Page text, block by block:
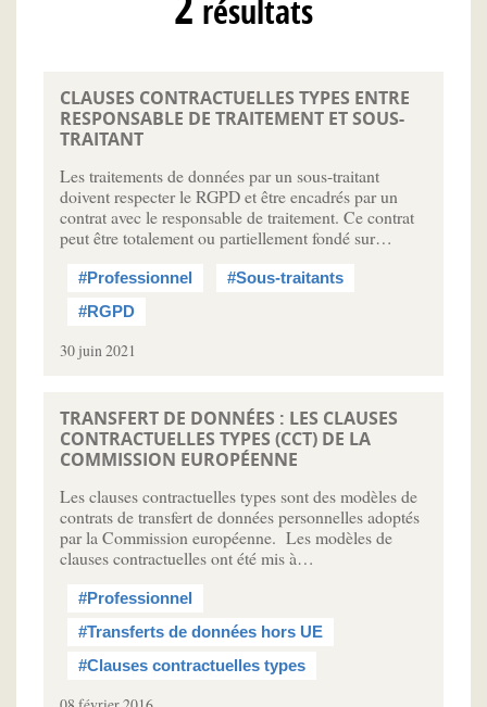
résultats
CLAUSES CONTRACTUELLES TYPES ENTRE
RESPONSABLE DE TRAITEMENT ET SOUS-
TRAITANT
Les traitements de données par un sous-traitant
doivent respecter le RGPD et être encadrés par un
contrat avec le responsable de traitement. Ce contrat
peut être totalement ou partiellement fondé sur…
#Professionnel
#Sous-traitants
#RGPD
30 juin 2021
TRANSFERT DE DONNÉES : LES CLAUSES
CONTRACTUELLES TYPES (CCT) DE LA
COMMISSION EUROPÉENNE
Les clauses contractuelles types sont des modèles de
contrats de transfert de données personnelles adoptés
par la Commission européenne. Les modèles de
clauses contractuelles ont été mis à…
#Professionnel
#Transferts de données hors UE
#Clauses contractuelles types